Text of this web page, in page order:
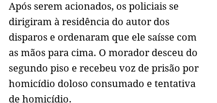
Após serem acionados, os policiais se
dirigiram à residência do autor dos
disparos e ordenaram que ele saísse com
as mãos para cima. O morador desceu do
segundo piso e recebeu voz de prisão por
homicídio doloso consumado e tentativa
de homicídio.